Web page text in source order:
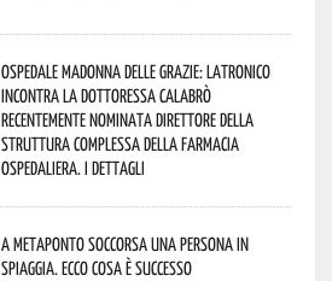
Ospedale Madonna delle Grazie: Latronico
incontra la dottoressa Calabrò
recentemente nominata Direttore della
Struttura Complessa della Farmacia
Ospedaliera. I dettagli
A Metaponto soccorsa una persona in
spiaggia. Ecco cosa è successo